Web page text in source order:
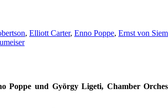
, Elliott Carter, Enno Poppe, Ernst von
Poppe und György Ligeti, Chamber